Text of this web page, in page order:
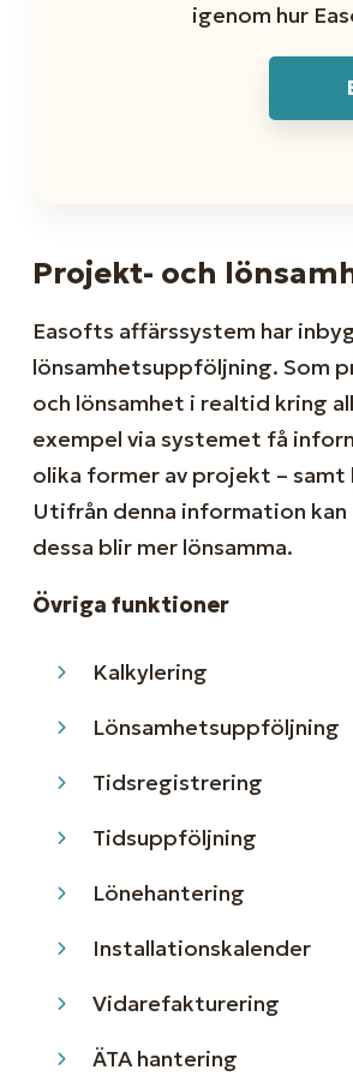
igenom hur
Projekt- och
Easofts affärssystem har
lönsamhetsuppföljning. Som
och lönsamhet i realtid kring
exempel via systemet få
olika former av projekt –
Utifrån denna information
dessa blir mer lönsamma.
Övriga funktioner
Kalkylering
Lönsamhetsuppföljning
Tidsregistrering
Tidsuppföljning
Lönehantering
Installationskalender
Vidarefakturering
ÄTA hantering